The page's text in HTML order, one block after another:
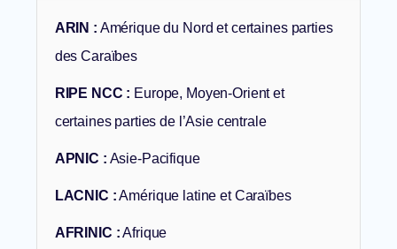
ARIN : Amérique du Nord et certaines parties
des Caraïbes
RIPE NCC : Europe, Moyen-Orient et
certaines parties de l’Asie centrale
APNIC : Asie-Pacifique
LACNIC :Amérique latine et Caraïbes
AFRINIC :Afrique